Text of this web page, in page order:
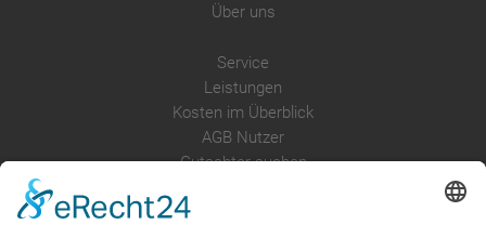
Über uns
Service
Leistungen
Kosten im Überblick
AGB Nutzer
Gutachter suchen